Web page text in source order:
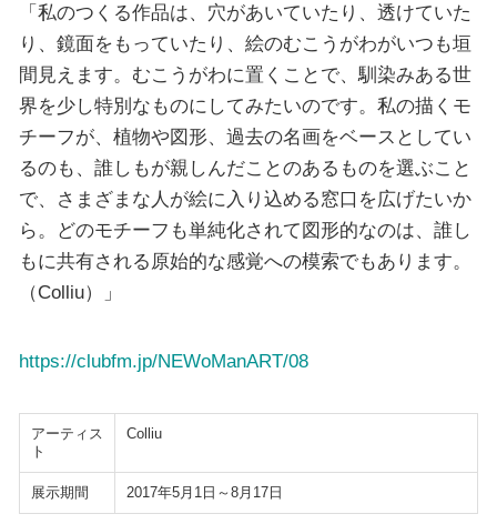
「私のつくる作品は、穴があいていたり、透けていた
り、鏡面をもっていたり、絵のむこうがわがいつも垣
間見えます。むこうがわに置くことで、馴染みある世
界を少し特別なものにしてみたいのです。私の描くモ
チーフが、植物や図形、過去の名画をベースとしてい
るのも、誰しもが親しんだことのあるものを選ぶこと
で、さまざまな人が絵に入り込める窓口を広げたいか
ら。どのモチーフも単純化されて図形的なのは、誰し
もに共有される原始的な感覚への模索でもあります。
（Colliu）」
https://clubfm.jp/NEWoManART/08
アーティス
ト
Colliu
展示期間 2017年5月1日～8月17日